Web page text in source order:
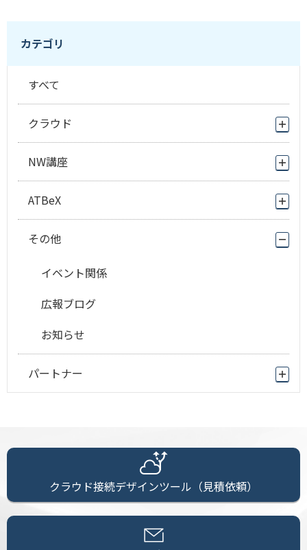
カテゴリ
すべて
クラウド
NW講座
ATBeX
その他
イベント関係
広報ブログ
お知らせ
パートナー
クラウド接続デザインツール（見積依頼）